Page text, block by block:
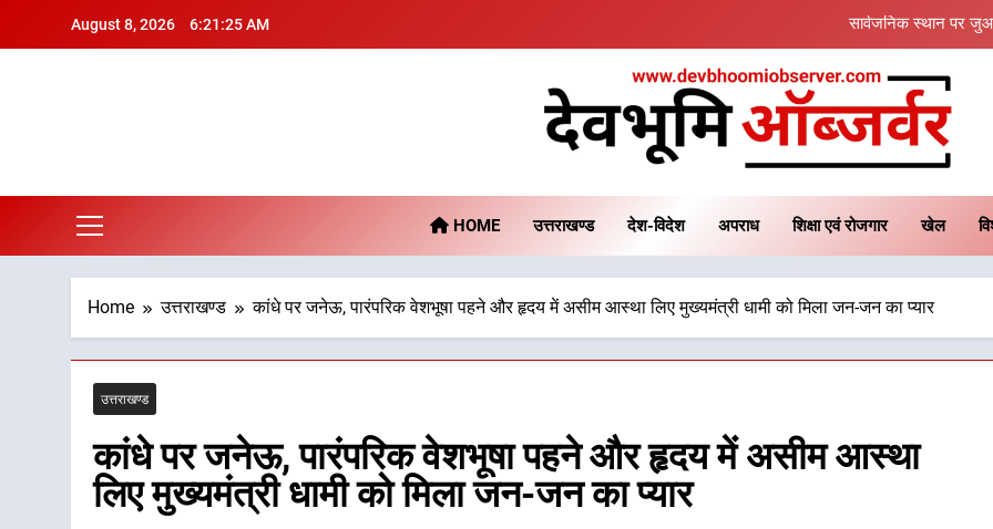
August 8, 2026 6:21:26 AM सार्वजनिक स्थान पर
जनकल्याण, रोजगार, शिक्षा, श्रमिक हित और आधारभूत
एमडीडीए का अवैध प्लाटिंग और निर्माण पर बड़ा एक्शन, दो
खेल महाकुंभ 2026ः 01 सितंबर से सजेगा मुख्यमंत्री चौम्पियनशिप ट्रॉफी का मंच, न्याय
जनकल्याण, रोजगार, शिक्षा, श्रमिक हित और आधारभूत
एमडीडीए का अवैध प्लाटिंग और निर्माण पर बड़ा एक्शन, दो
HOME उत्तराखण्ड देश-विदेश अपराध शिक्षा एवं रोजगार खेल
Home उत्तराखण्ड कांधे पर जनेऊ, पारंपरिक वेशभूषा पहने और हृदय में असीम आस्था लिए मुख्यमंत्री धामी को मिला जन-जन का प्यार
उत्तराखण्ड
कांधे पर जनेऊ, पारंपरिक वेशभूषा पहने और हृदय में असीम आस्था
लिए मुख्यमंत्री धामी को मिला जन-जन का प्यार